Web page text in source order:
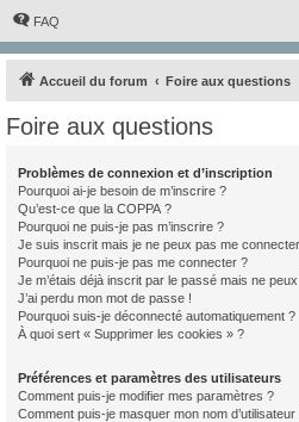
FAQ
Accueil du forum Foire aux questions
Foire aux questions
Problèmes de connexion et d’inscription
Pourquoi ai-je besoin de m’inscrire ?
Qu’est-ce que la COPPA ?
Pourquoi ne puis-je pas m’inscrire ?
Je suis inscrit mais je ne peux pas me
Pourquoi ne puis-je pas me connecter ?
Je m’étais déjà inscrit par le passé mais ne
J’ai perdu mon mot de passe !
Pourquoi suis-je déconnecté automatiquement ?
À quoi sert « Supprimer les cookies » ?
Préférences et paramètres des utilisateurs
Comment puis-je modifier mes paramètres ?
Comment puis-je masquer mon nom